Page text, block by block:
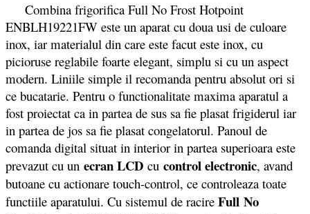
Combina frigorifica Full No Frost Hotpoint
ENBLH19221FW este un aparat cu doua usi de culoare
inox, iar materialul din care este facut este inox, cu
picioruse reglabile foarte elegant, simplu si cu un aspect
modern. Liniile simple il recomanda pentru absolut ori si
ce bucatarie. Pentru o functionalitate maxima aparatul a
fost proiectat ca in partea de sus sa fie plasat frigiderul iar
in partea de jos sa fie plasat congelatorul. Panoul de
comanda digital situat in interior in partea superioara este
prevazut cu un ecran LCD cu control electronic, avand
butoane cu actionare touch-control, ce controleaza toate
functiile aparatului. Cu sistemul de racire Full No